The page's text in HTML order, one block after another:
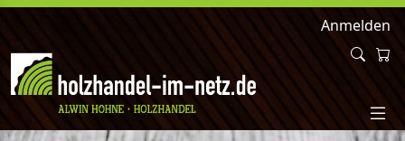
Anmelden